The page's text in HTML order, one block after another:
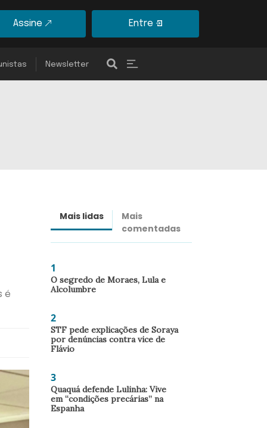
Assine Entre
Newsletter
é
Mais lidas
Mais
comentadas
1
O segredo de Moraes, Lula e
Alcolumbre
2
STF pede explicações de Soraya
por denúncias contra vice de
Flávio
3
Quaquá defende Lulinha: Vive
em “condições precárias” na
Espanha